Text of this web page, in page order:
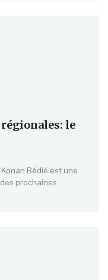
le
Bédié est une
prochaines